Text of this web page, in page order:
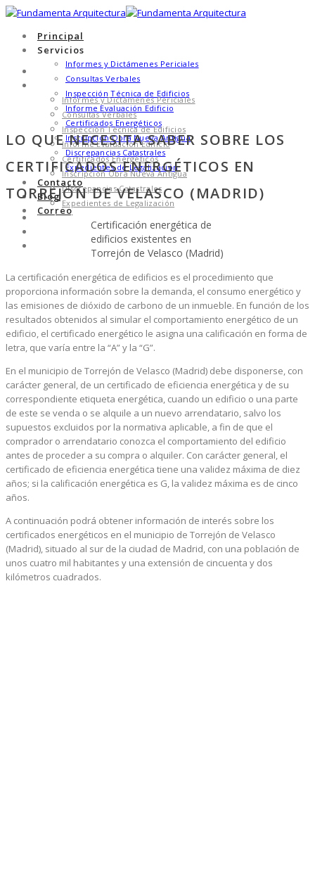
Principal
Servicios
Informes y Dictámenes Periciales
Consultas Verbales
Inspección Técnica de Edificios
Informe Evaluación Edificio
Certificados Energéticos
Inscripción Obra Nueva Antigua
Discrepancias Catastrales
Expedientes de Legalización
Contacto
Blog
Correo
Principal
Servicios
Informes y Dictámenes Periciales
Consultas Verbales
Inspección Técnica de Edificios
Informe Evaluación Edificio
Certificados Energéticos
Inscripción Obra Nueva Antigua
Discrepancias Catastrales
Expedientes de Legalización
Contacto
LO QUE NECESITA SABER SOBRE LOS
CERTIFICADOS ENERGÉTICOS EN
TORREJÓN DE VELASCO (MADRID)
Certificación energética de
edificios existentes en
Torrejón de Velasco (Madrid)
La certificación energética de edificios es el procedimiento que
proporciona información sobre la demanda, el consumo energético y
las emisiones de dióxido de carbono de un inmueble. En función de los
resultados obtenidos al simular el comportamiento energético de un
edificio, el certificado energético le asigna una calificación en forma de
letra, que varía entre la “A” y la “G”.
En el municipio de Torrejón de Velasco (Madrid) debe disponerse, con
carácter general, de un certificado de eficiencia energética y de su
correspondiente etiqueta energética, cuando un edificio o una parte
de este se venda o se alquile a un nuevo arrendatario, salvo los
supuestos excluidos por la normativa aplicable, a fin de que el
comprador o arrendatario conozca el comportamiento del edificio
antes de proceder a su compra o alquiler. Con carácter general, el
certificado de eficiencia energética tiene una validez máxima de diez
años; si la calificación energética es G, la validez máxima es de cinco
años.
A continuación podrá obtener información de interés sobre los
certificados energéticos en el municipio de Torrejón de Velasco
(Madrid), situado al sur de la ciudad de Madrid, con una población de
unos cuatro mil habitantes y una extensión de cincuenta y dos
kilómetros cuadrados.